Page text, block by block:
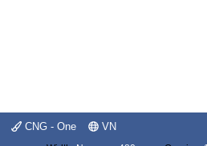
CNG - One VN